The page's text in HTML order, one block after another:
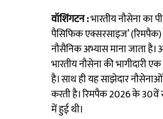
वॉशिंगटन :भारतीय नौसेना का
पैसिफिक एक्सरसाइज’
नौसैनिक अभ्यास माना जाता है।
भारतीय नौसेना की भागीदारी
है। साथ ही यह साझेदार
करती है। रिमपैक 2026 के
में हुई थी।